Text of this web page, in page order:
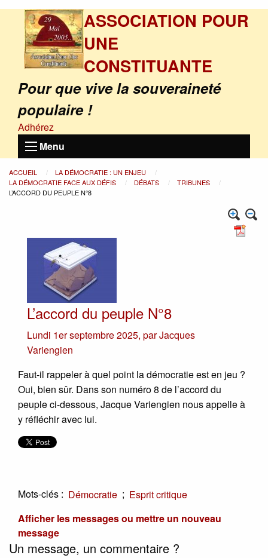
ASSOCIATION POUR
UNE
CONSTITUANTE
Pour que vive la souveraineté
populaire !
Adhérez
Menu
ACCUEIL
LA DÉMOCRATIE : UN ENJEU
LA DÉMOCRATIE FACE AUX DÉFIS
DÉBATS
TRIBUNES
L’ACCORD DU PEUPLE N°8
L’accord du peuple N°8
Lundi 1er septembre 2025, parJacques
Variengien
Faut-il rappeler à quel point la démocratie est en jeu ?
Oui, bien sûr. Dans son numéro 8 de l’accord du
peuple ci-dessous, Jacque Variengien nous appelle à
y réfléchir avec lui.
Mots-clés : Démocratie ; Esprit critique
Afficher les messages ou mettre un nouveau
message
Un message, un commentaire ?